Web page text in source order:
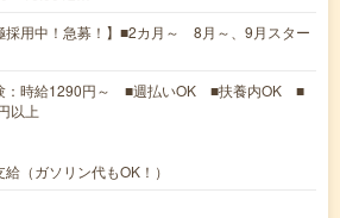
採用中！急募！】■2カ月～ 8月～、9月スター
：時給1290円～ ■週払いOK ■扶養内OK ■
以上
（ガソリン代もOK！）